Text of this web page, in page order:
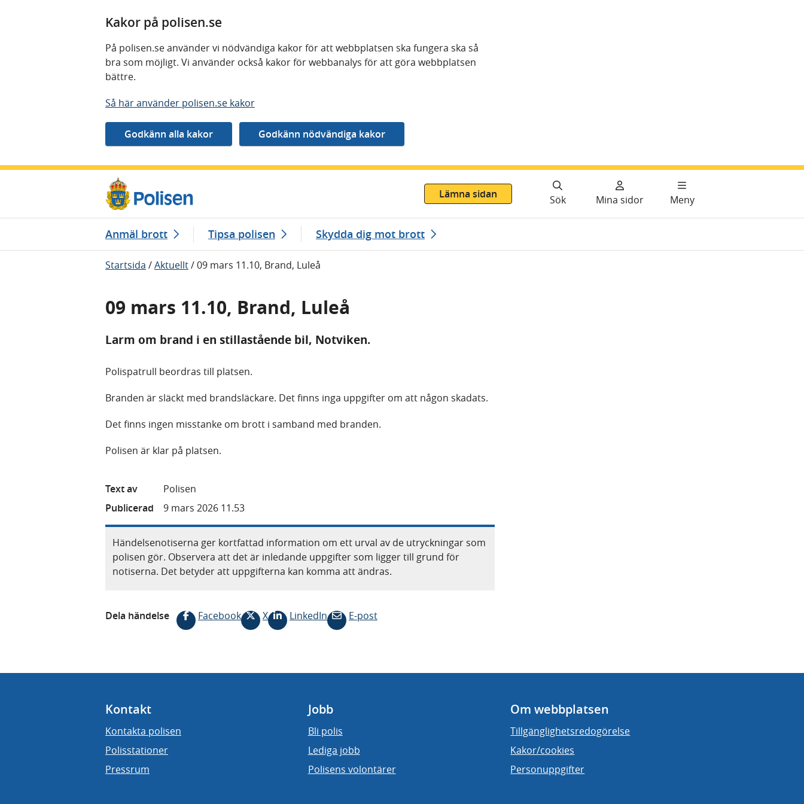
Kakor på polisen.se
På polisen.se använder vi nödvändiga kakor för att webbplatsen ska fungera ska så
bra som möjligt. Vi använder också kakor för webbanalys för att göra webbplatsen
bättre.
Så här använder polisen.se kakor
Lämna sidan
Sök Mina sidor Meny
Anmäl brott Tipsa polisen Skydda dig mot brott
Startsida /Aktuellt/09 mars 11.10, Brand, Luleå
09 mars 11.10, Brand, Luleå
Larm om brand i en stillastående bil, Notviken.
Polispatrull beordras till platsen.
Branden är släckt med brandsläckare. Det finns inga uppgifter om att någon skadats.
Det finns ingen misstanke om brott i samband med branden.
Polisen är klar på platsen.
Text av
Polisen
Publicerad
9 mars 2026 11.53
Händelsenotiserna ger kortfattad information om ett urval av de utryckningar som
polisen gör. Observera att det är inledande uppgifter som ligger till grund för
notiserna. Det betyder att uppgifterna kan komma att ändras.
Dela händelse Facebook X LinkedIn E-post
Kontakt
Kontakta polisen
Polisstationer
Pressrum
Jobb
Bli polis
Lediga jobb
Polisens volontärer
Om webbplatsen
Tillgänglighetsredogörelse
Kakor/cookies
Personuppgifter